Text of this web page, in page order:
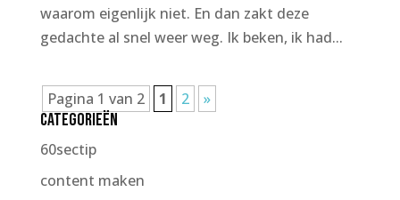
waarom eigenlijk niet. En dan zakt deze
gedachte al snel weer weg. Ik beken, ik had...
Pagina 1 van 2 1 2 »
Categorieën
60sectip
content maken